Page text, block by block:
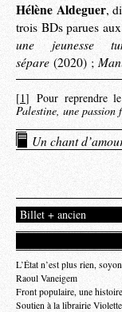
Hélène Aldeguer,
trois BDs parues
une jeunesse
sépare (2020) ;
[1] Pour reprendre
Palestine, une passion
Un chant
Billet + ancien
L’État n’est plus rien,
Raoul Vaneigem
Front populaire, une
Soutien à la librairie